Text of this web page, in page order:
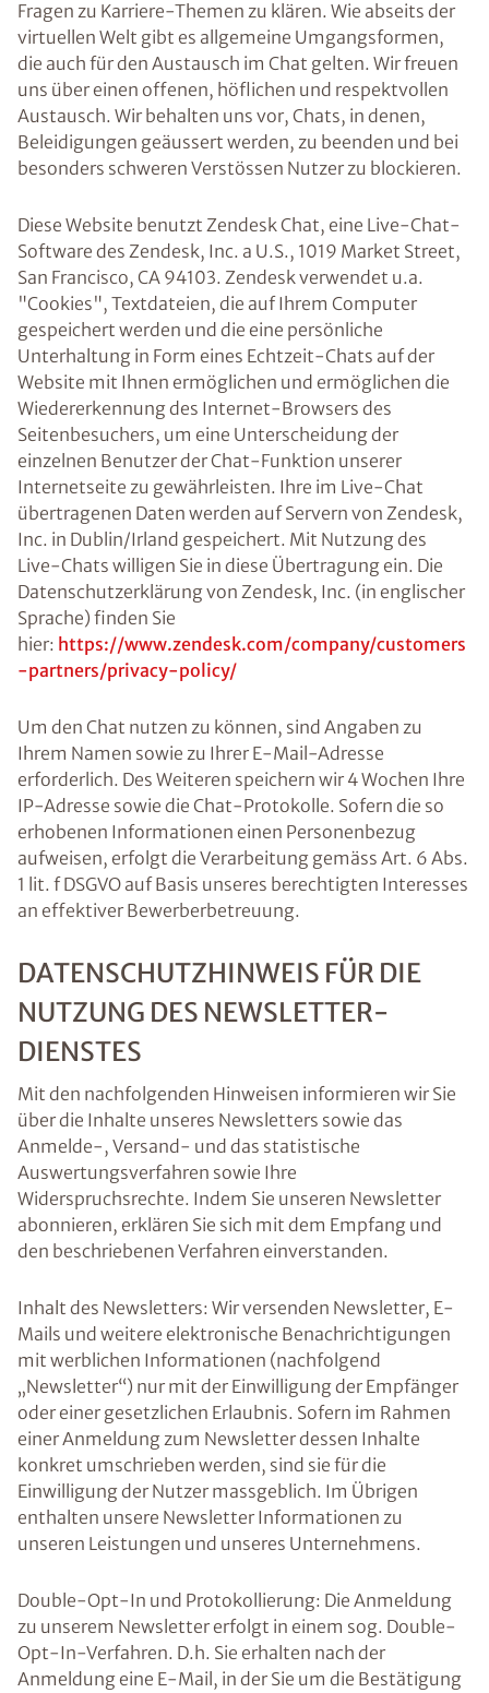
Fragen zu Karriere-Themen zu klären. Wie abseits der
virtuellen Welt gibt es allgemeine Umgangsformen,
die auch für den Austausch im Chat gelten. Wir freuen
uns über einen offenen, höflichen und respektvollen
Austausch. Wir behalten uns vor, Chats, in denen,
Beleidigungen geäussert werden, zu beenden und bei
besonders schweren Verstössen Nutzer zu blockieren.
Diese Website benutzt Zendesk Chat, eine Live-Chat-
Software des Zendesk, Inc. a U.S., 1019 Market Street,
San Francisco, CA 94103. Zendesk verwendet u.a.
"Cookies", Textdateien, die auf Ihrem Computer
gespeichert werden und die eine persönliche
Unterhaltung in Form eines Echtzeit-Chats auf der
Website mit Ihnen ermöglichen und ermöglichen die
Wiedererkennung des Internet-Browsers des
Seitenbesuchers, um eine Unterscheidung der
einzelnen Benutzer der Chat-Funktion unserer
Internetseite zu gewährleisten. Ihre im Live-Chat
übertragenen Daten werden auf Servern von Zendesk,
Inc. in Dublin/Irland gespeichert. Mit Nutzung des
Live-Chats willigen Sie in diese Übertragung ein. Die
Datenschutzerklärung von Zendesk, Inc. (in englischer
Sprache) finden Sie
hier: https://www.zendesk.com/company/customers
-partners/privacy-policy/
Um den Chat nutzen zu können, sind Angaben zu
Ihrem Namen sowie zu Ihrer E-Mail-Adresse
erforderlich. Des Weiteren speichern wir 4 Wochen Ihre
IP-Adresse sowie die Chat-Protokolle. Sofern die so
erhobenen Informationen einen Personenbezug
aufweisen, erfolgt die Verarbeitung gemäss Art. 6 Abs.
1 lit. f DSGVO auf Basis unseres berechtigten Interesses
an effektiver Bewerberbetreuung.
DATENSCHUTZHINWEIS FÜR DIE
NUTZUNG DES NEWSLETTER-
DIENSTES
Mit den nachfolgenden Hinweisen informieren wir Sie
über die Inhalte unseres Newsletters sowie das
Anmelde-, Versand- und das statistische
Auswertungsverfahren sowie Ihre
Widerspruchsrechte. Indem Sie unseren Newsletter
abonnieren, erklären Sie sich mit dem Empfang und
den beschriebenen Verfahren einverstanden.
Inhalt des Newsletters: Wir versenden Newsletter, E-
Mails und weitere elektronische Benachrichtigungen
mit werblichen Informationen (nachfolgend
„Newsletter“) nur mit der Einwilligung der Empfänger
oder einer gesetzlichen Erlaubnis. Sofern im Rahmen
einer Anmeldung zum Newsletter dessen Inhalte
konkret umschrieben werden, sind sie für die
Einwilligung der Nutzer massgeblich. Im Übrigen
enthalten unsere Newsletter Informationen zu
unseren Leistungen und unseres Unternehmens.
Double-Opt-In und Protokollierung: Die Anmeldung
zu unserem Newsletter erfolgt in einem sog. Double-
Opt-In-Verfahren. D.h. Sie erhalten nach der
Anmeldung eine E-Mail, in der Sie um die Bestätigung